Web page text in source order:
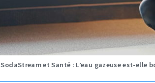
SodaStream et Santé : L’eau gazeuse est-elle